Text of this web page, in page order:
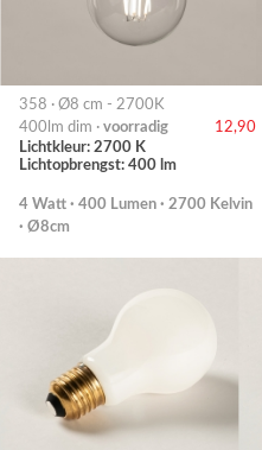
358 · Ø8 cm - 2700K
400lm dim · voorradig
12,90
Lichtkleur: 2700 K
Lichtopbrengst: 400 lm
4 Watt · 400 Lumen · 2700 Kelvin
· Ø8cm